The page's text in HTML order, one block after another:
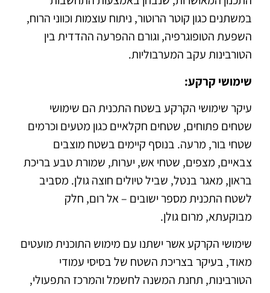
במשתנים כגון קוטר הרוטור, ניתוח עוצמות וכווני הרוח,
השפעת הטופוגרפיה, וגורם ההפרעה ההדדית בין
הטורבינות עקב המערבוליות.
שימושי קרקע:
עיקר שימושי הקרקע בשטח התכנית הם שימושי
שטחים פתוחים, שטחים חקלאיים כגון מטעים וכרמים
שטחי בור, מרעה. בנוסף קיימים בשטח מוצבים
צבאיים, מצפים, שטחי אש, יערות, שמורת טבע בריכת
בראון, מאגר בנטל, שביל טיולים חוצה גולן. מסביב
לשטח התכנית מספר ישובים – אל רום, חלק
מבוקעתא, מרום גולן.
שימושי הקרקע אשר ישתנו עם מימוש התוכנית מועטים
מאוד, בעיקר בצריכת השטח של בסיסי עמודי
הטורבינות, תחנת המשנה לחשמל והמרכז התפעולי,